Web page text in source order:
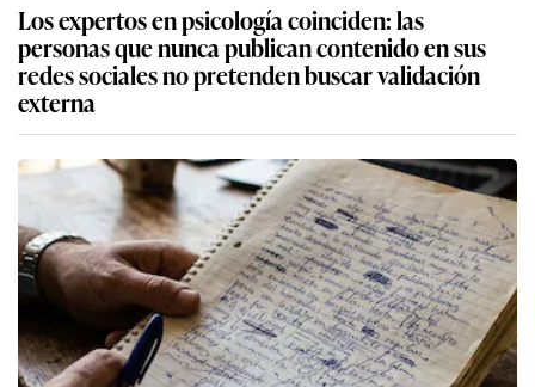
Los expertos en psicología coinciden: las
personas que nunca publican contenido en sus
redes sociales no pretenden buscar validación
externa